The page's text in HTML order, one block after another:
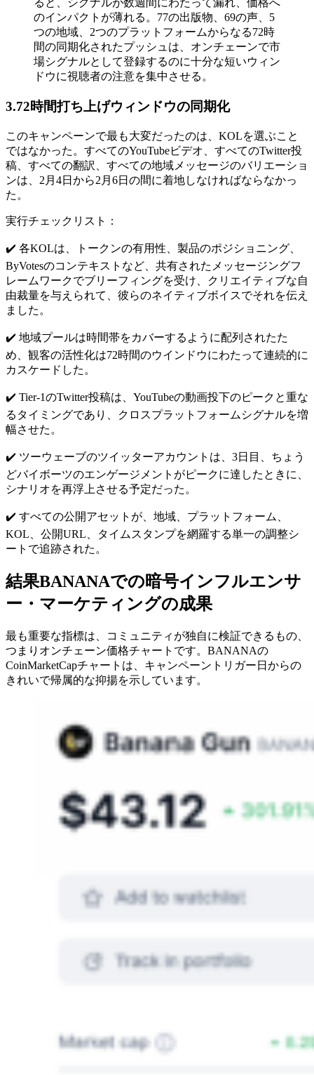
ると、シグナルが数週間にわたって漏れ、価格へ
のインパクトが薄れる。77の出版物、69の声、5
つの地域、2つのプラットフォームからなる72時
間の同期化されたプッシュは、オンチェーンで市
場シグナルとして登録するのに十分な短いウィン
ドウに視聴者の注意を集中させる。
3.72時間打ち上げウィンドウの同期化
このキャンペーンで最も大変だったのは、KOLを選ぶこと
ではなかった。すべてのYouTubeビデオ、すべてのTwitter投
稿、すべての翻訳、すべての地域メッセージのバリエーショ
ンは、2月4日から2月6日の間に着地しなければならなかっ
た。
実行チェックリスト：
✔️ 各KOLは、トークンの有用性、製品のポジショニング、
ByVotesのコンテキストなど、共有されたメッセージングフ
レームワークでブリーフィングを受け、クリエイティブな自
由裁量を与えられて、彼らのネイティブボイスでそれを伝え
ました。
✔️ 地域プールは時間帯をカバーするように配列されたた
め、観客の活性化は72時間のウインドウにわたって連続的に
カスケードした。
✔️ Tier-1のTwitter投稿は、YouTubeの動画投下のピークと重な
るタイミングであり、クロスプラットフォームシグナルを増
幅させた。
✔️ ツーウェーブのツイッターアカウントは、3日目、ちょう
どバイボーツのエンゲージメントがピークに達したときに、
シナリオを再浮上させる予定だった。
✔️ すべての公開アセットが、地域、プラットフォーム、
KOL、公開URL、タイムスタンプを網羅する単一の調整シ
ートで追跡された。
結果BANANAでの暗号インフルエンサ
ー・マーケティングの成果
最も重要な指標は、コミュニティが独自に検証できるもの、
つまりオンチェーン価格チャートです。BANANAの
CoinMarketCapチャートは、キャンペーントリガー日からの
きれいで帰属的な抑揚を示しています。